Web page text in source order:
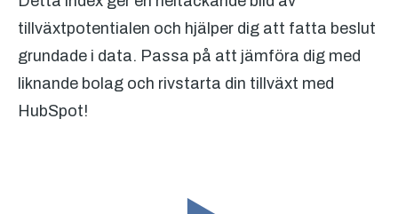
tillväxtpotentialen och hjälper dig att fatta beslut
grundade i data. Passa på att jämföra dig med
liknande bolag och rivstarta din tillväxt med
HubSpot!